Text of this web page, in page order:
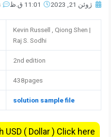
ژوئن 21, 2023 11:01 ق.ظ
Kevin Russell , Qiong Shen |
Raj S. Sodhi
2nd edition
438pages
solution sample file
( Dollar ) Click here